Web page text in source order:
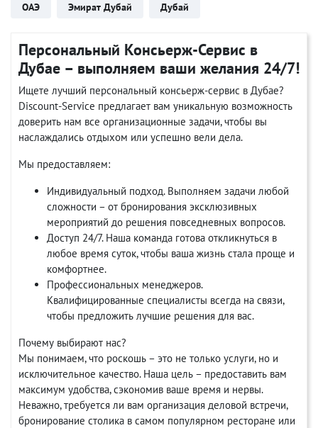
ОАЭ Эмират Дубай Дубай
Персональный Консьерж-Сервис в
Дубае – выполняем ваши желания 24/7!
Ищете лучший персональный консьерж-сервис в Дубае?
Discount-Service предлагает вам уникальную возможность
доверить нам все организационные задачи, чтобы вы
наслаждались отдыхом или успешно вели дела.
Мы предоставляем:
Индивидуальный подход. Выполняем задачи любой
сложности – от бронирования эксклюзивных
мероприятий до решения повседневных вопросов.
Доступ 24/7. Наша команда готова откликнуться в
любое время суток, чтобы ваша жизнь стала проще и
комфортнее.
Профессиональных менеджеров.
Квалифицированные специалисты всегда на связи,
чтобы предложить лучшие решения для вас.
Почему выбирают нас?
Мы понимаем, что роскошь – это не только услуги, но и
исключительное качество. Наша цель – предоставить вам
максимум удобства, сэкономив ваше время и нервы.
Неважно, требуется ли вам организация деловой встречи,
бронирование столика в самом популярном ресторане или